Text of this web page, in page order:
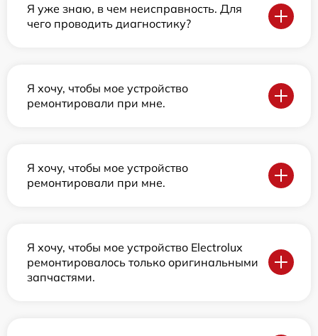
Я уже знаю, в чем неисправность. Для
чего проводить диагностику?
Я хочу, чтобы мое устройство
ремонтировали при мне.
Я хочу, чтобы мое устройство
ремонтировали при мне.
Я хочу, чтобы мое устройство Electrolux
ремонтировалось только оригинальными
запчастями.